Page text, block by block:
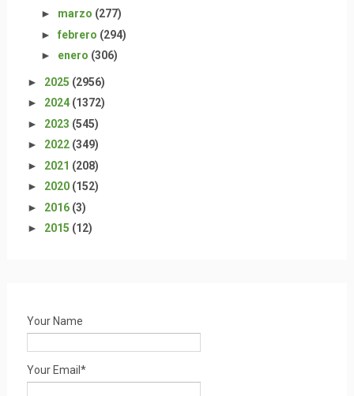
► marzo (277)
► febrero (294)
► enero (306)
► 2025 (2956)
► 2024 (1372)
► 2023 (545)
► 2022 (349)
► 2021 (208)
► 2020 (152)
► 2016 (3)
► 2015 (12)
Your Name
Your Email*